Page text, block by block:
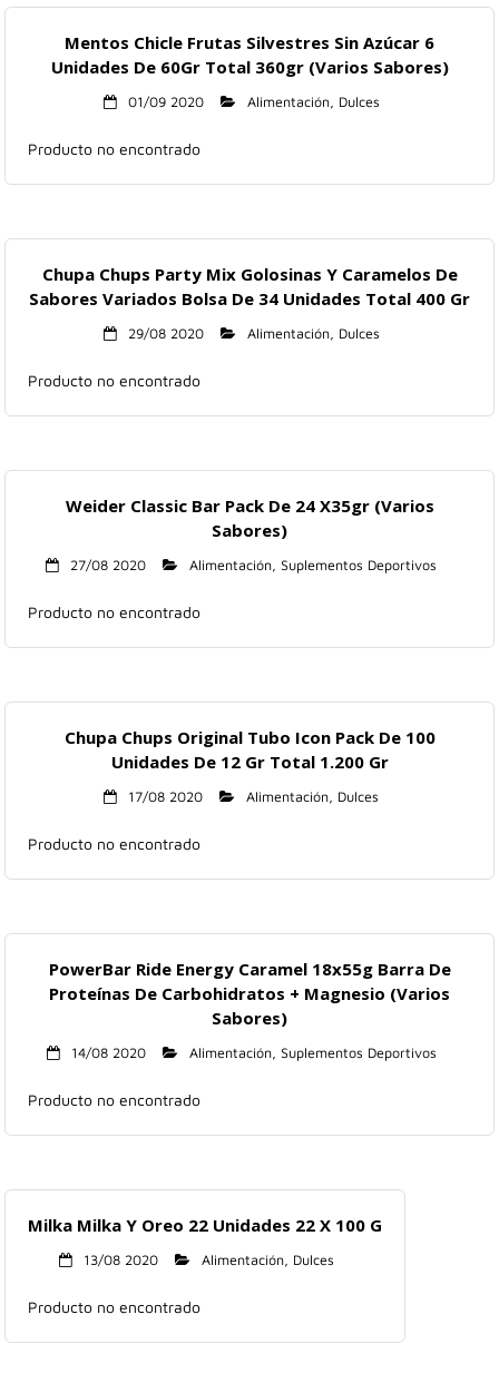
Mentos Chicle Frutas Silvestres Sin Azúcar 6
Unidades De 60Gr Total 360gr (Varios Sabores)
01/09 2020 Alimentación, Dulces
Producto no encontrado
Chupa Chups Party Mix Golosinas Y Caramelos De
Sabores Variados Bolsa De 34 Unidades Total 400 Gr
29/08 2020 Alimentación, Dulces
Producto no encontrado
Weider Classic Bar Pack De 24 X35gr (Varios
Sabores)
27/08 2020 Alimentación, Suplementos Deportivos
Producto no encontrado
Chupa Chups Original Tubo Icon Pack De 100
Unidades De 12 Gr Total 1.200 Gr
17/08 2020 Alimentación, Dulces
Producto no encontrado
PowerBar Ride Energy Caramel 18x55g Barra De
Proteínas De Carbohidratos + Magnesio (Varios
Sabores)
14/08 2020 Alimentación, Suplementos Deportivos
Producto no encontrado
Milka Milka Y Oreo 22 Unidades 22 X 100 G
13/08 2020 Alimentación, Dulces
Producto no encontrado